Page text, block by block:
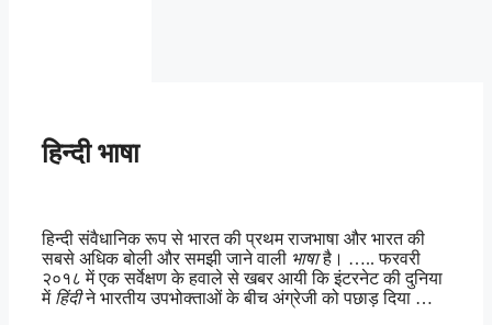
हिन्दी भाषा
हिन्दी संवैधानिक रूप से भारत की प्रथम राजभाषा और भारत की
सबसे अधिक बोली और समझी जाने वाली भाषाहै। ….. फरवरी
२०१८ में एक सर्वेक्षण के हवाले से खबर आयी कि इंटरनेट की दुनिया
में हिंदीने भारतीय उपभोक्ताओं के बीच अंग्रेजी को पछाड़ दिया …